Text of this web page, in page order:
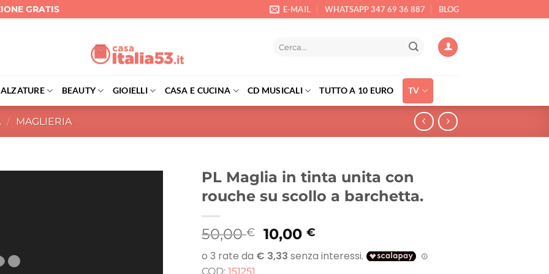
GRATIS E-MAIL WHATSAPP 347 69 36 887 BLOG
BEAUTY GIOIELLI CASA E CUCINA CD MUSICALI TUTTO A 10 EURO TV
/ MAGLIERIA
PL Maglia in tinta unita con
rouche su scollo a barchetta.
50,00€
Il
prezzo
originale
10,00€
prezzo
attuale
COD: 151251